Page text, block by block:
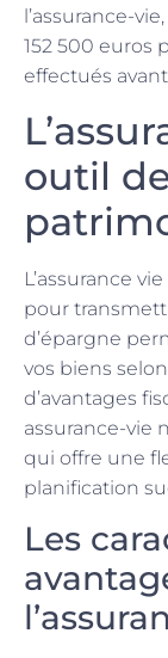
l’assurance-
152 500 euros
effectués
outil
L’assurance
pour
d’épargne
vos biens
d’avantages
assurance-vie
qui offre une
planification
Les